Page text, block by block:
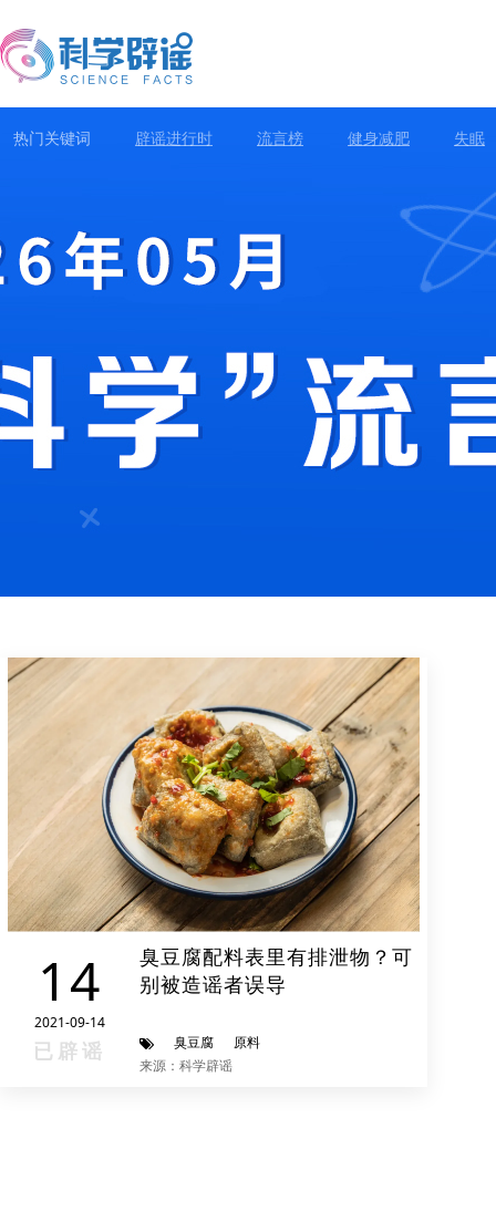
热门关键词 辟谣进行时 流言榜 健身减肥 失眠
14
2021-09-14
已辟谣
臭豆腐配料表里有排泄物？可
别被造谣者误导
臭豆腐
原料
来源：科学辟谣